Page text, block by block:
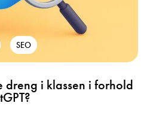
SEO
dreng i klassen i forhold